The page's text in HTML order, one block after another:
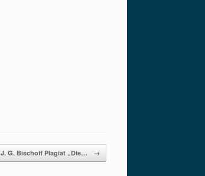
J. G. Bischoff Plagiat „Die… →